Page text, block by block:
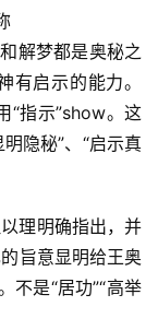
解梦都是奥秘之
启示的能力。
“指示”show。这
隐秘”、“启示真
理明确指出，并
旨意显明给王奥
不是“居功”“高举